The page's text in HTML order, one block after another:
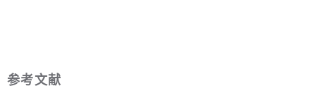
参考文献